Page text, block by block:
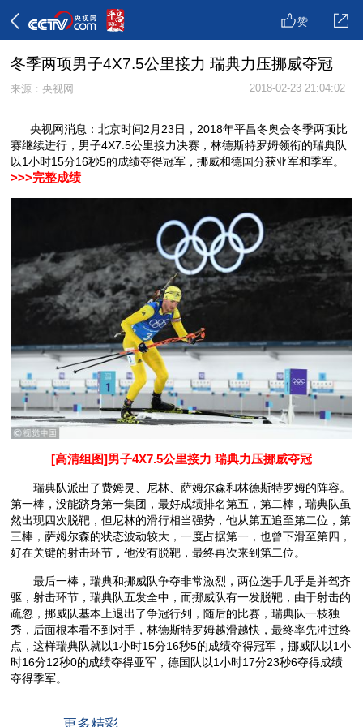
赞
冬季两项男子4X7.5公里接力 瑞典力压挪威夺冠
来源：央视网 2018-02-23 21:04:02
央视网消息：北京时间2月23日，2018年平昌冬奥会冬季两项比
赛继续进行，男子4X7.5公里接力决赛，林德斯特罗姆领衔的瑞典队
以1小时15分16秒5的成绩夺得冠军，挪威和德国分获亚军和季军。
>>>完整成绩
[高清组图]男子4X7.5公里接力 瑞典力压挪威夺冠
瑞典队派出了费姆灵、尼林、萨姆尔森和林德斯特罗姆的阵容。
第一棒，没能跻身第一集团，最好成绩排名第五，第二棒，瑞典队虽
然出现四次脱靶，但尼林的滑行相当强势，他从第五追至第二位，第
三棒，萨姆尔森的状态波动较大，一度占据第一，也曾下滑至第四，
好在关键的射击环节，他没有脱靶，最终再次来到第二位。
最后一棒，瑞典和挪威队争夺非常激烈，两位选手几乎是并驾齐
驱，射击环节，瑞典队五发全中，而挪威队有一发脱靶，由于射击的
疏忽，挪威队基本上退出了争冠行列，随后的比赛，瑞典队一枝独
秀，后面根本看不到对手，林德斯特罗姆越滑越快，最终率先冲过终
点，这样瑞典队就以1小时15分16秒5的成绩夺得冠军，挪威队以1小
时16分12秒0的成绩夺得亚军，德国队以1小时17分23秒6夺得成绩
夺得季军。